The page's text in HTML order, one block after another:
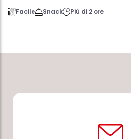
Facile Snack Più di 2 ore